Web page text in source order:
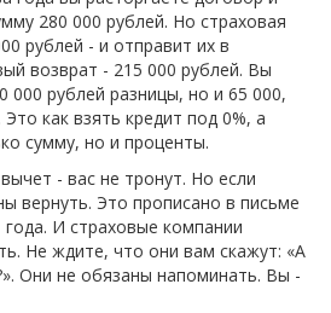
280 000 рублей. Но страховая
рублей - и отправит их в
возврат - 215 000 рублей. Вы
000 рублей разницы, но и 65 000,
как взять кредит под 0%, а
сумму, но и проценты.
- вас не тронут. Но если
вернуть. Это прописано в письме
И страховые компании
Не ждите, что они вам скажут: «А
Они не обязаны напоминать. Вы -